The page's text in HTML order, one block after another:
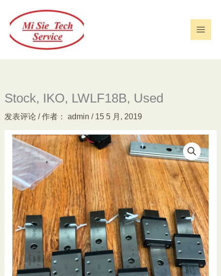
Stock, IKO, LWLF18B, Used
发表评论 / 作者： admin / 15 5 月, 2019